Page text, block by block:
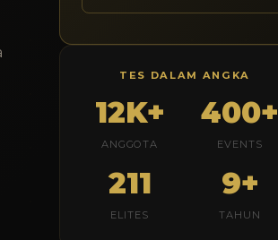
TES DALAM ANGKA
12K+
ANGGOTA
400+
EVENTS
211
ELITES
9+
TAHUN